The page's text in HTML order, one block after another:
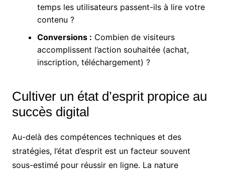
temps les utilisateurs passent-ils à lire votre
contenu ?
Conversions : Combien de visiteurs
accomplissent l’action souhaitée (achat,
inscription, téléchargement) ?
Cultiver un état d’esprit propice au
succès digital
Au-delà des compétences techniques et des
stratégies, l’état d’esprit est un facteur souvent
sous-estimé pour réussir en ligne. La nature